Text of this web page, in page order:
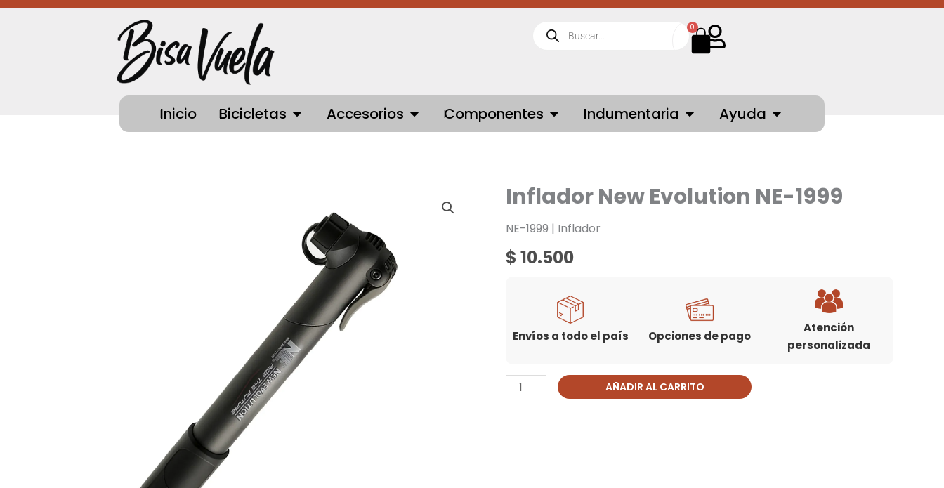
Ir
de
productos
0
Cart
Inicio Bicicletas OPEN BICICLETAS
Accesorios OPEN ACCESORIOS
Componentes OPEN COMPONENTES
Indumentaria OPEN INDUMENTARIA
Ayuda
Inflador New Evolution NE-1999
NE-1999 | Inflador
$ 10.500
Envíos a todo el país Opciones de pago
Atención
personalizada
Inflador
Evolution
1999
AÑADIR AL CARRITO